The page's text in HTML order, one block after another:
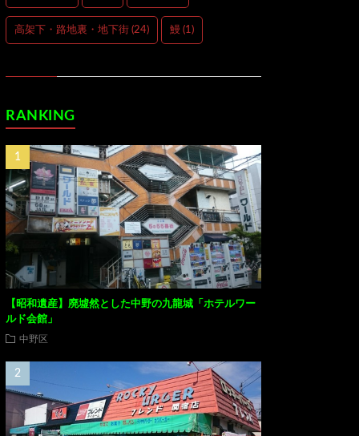
高架下・路地裏・地下街 (24) 鰻 (1)
RANKING
【昭和遺産】廃墟然とした中野の九龍城「ホテルワー
ルド会館」
中野区